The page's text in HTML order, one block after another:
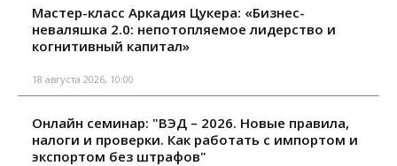
Мастер-класс Аркадия Цукера: «Бизнес-
неваляшка 2.0: непотопляемое лидерство и
когнитивный капитал»
18 августа 2026, 10:00
Онлайн семинар: "ВЭД – 2026. Новые правила,
налоги и проверки. Как работать с импортом и
экспортом без штрафов"